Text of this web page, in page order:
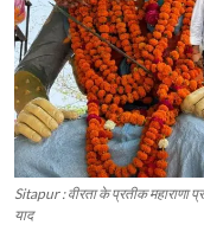
Sitapur : वीरता के प्रतीक महाराणा
याद